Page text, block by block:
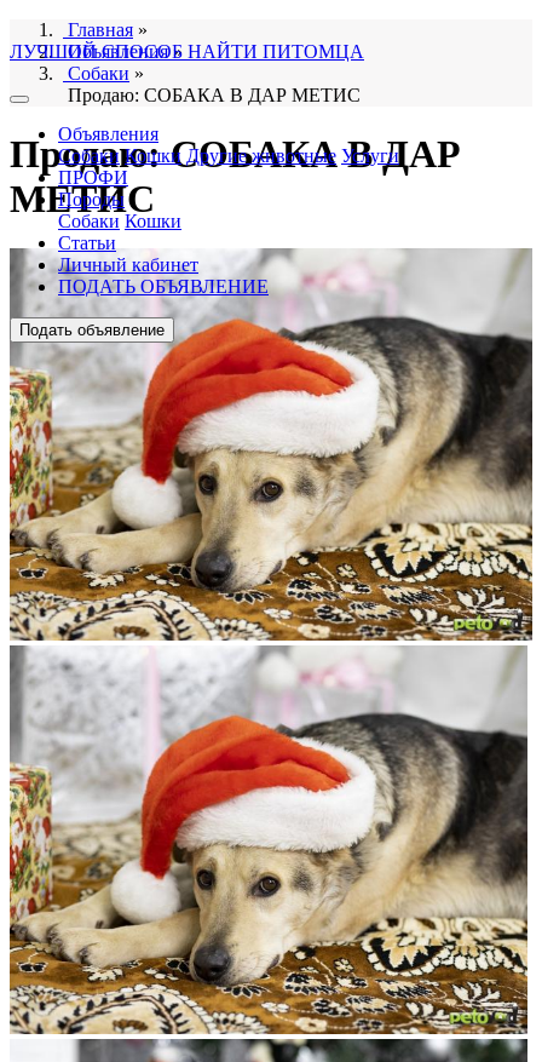
ЛУЧШИЙ СПОСОБ НАЙТИ ПИТОМЦА
Объявления
Собаки Кошки Другие животные Услуги
ПРОФИ
Породы
Собаки Кошки
Статьи
Личный кабинет
ПОДАТЬ ОБЪЯВЛЕНИЕ
Подать объявление
Главная »
Объявления»
Собаки »
Продаю: СОБАКА В ДАР МЕТИС
Продаю: СОБАКА В ДАР
МЕТИС